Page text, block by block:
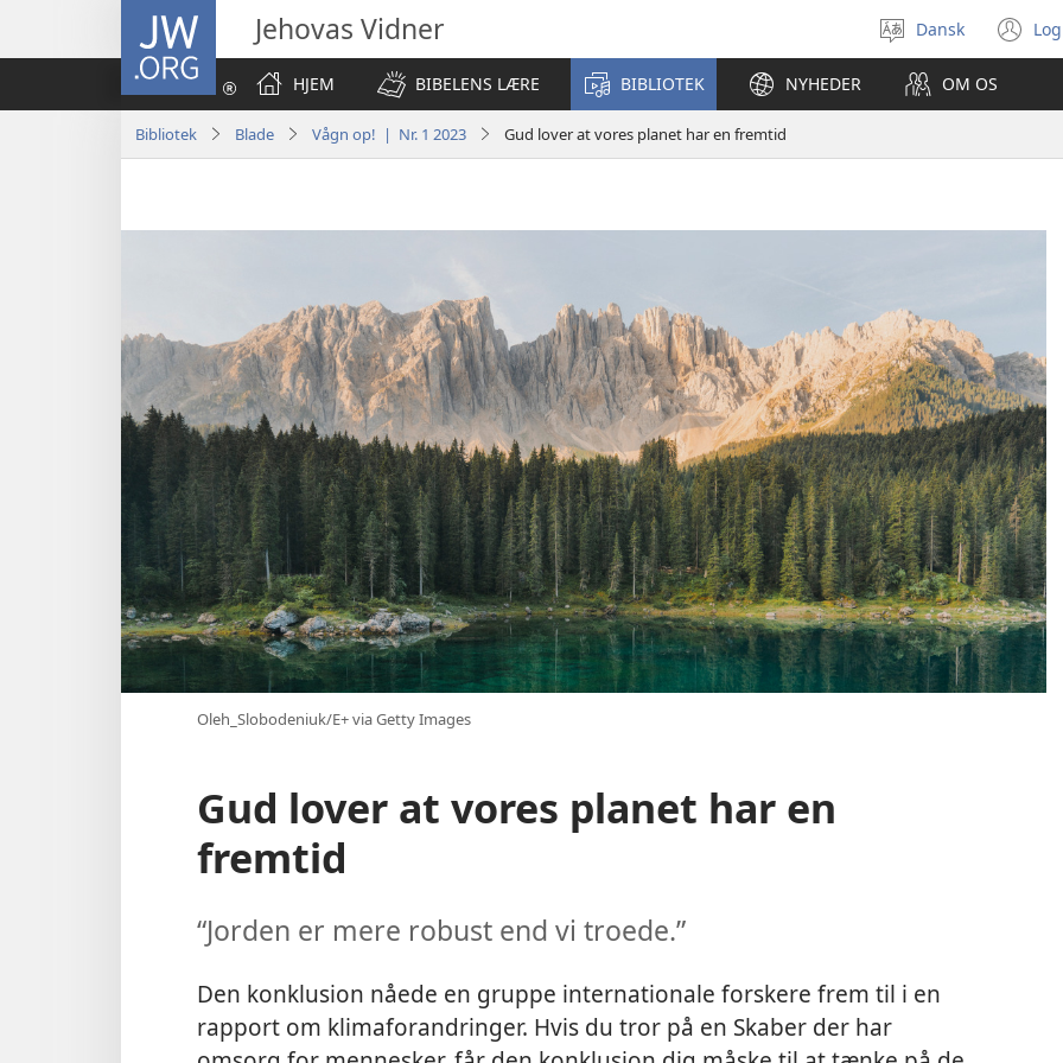
JW.ORG Jehovas Vidner
Vælg
sprog
Dansk
HJEM
BIBELENS LÆRE BIBLIOTEK NYHEDER OM OS
Bibliotek Blade Vågn op! | Nr. 1 2023 Gud lover at vores planet har en fremtid
Oleh_Slobodeniuk/E+ via Getty Images
Gud lover at vores planet har en
fremtid
“Jorden er mere robust end vi troede.”
Den konklusion nåede en gruppe internationale forskere frem til i en
rapport om klimaforandringer. Hvis du tror på en Skaber der har